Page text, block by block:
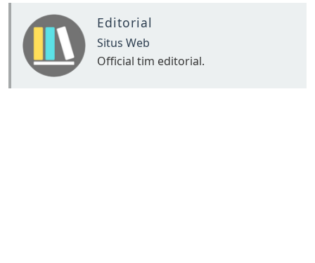
Editorial
Situs Web
Official tim editorial.